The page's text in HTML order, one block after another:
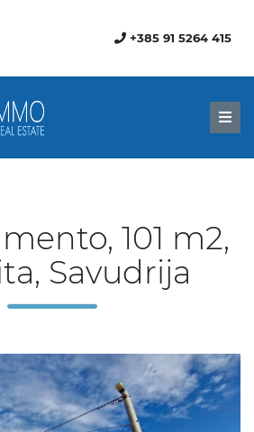
+385 91 5264 415
101 m2,
Savudrija